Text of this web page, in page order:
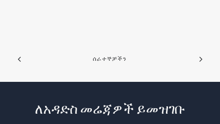
ሰራተኞቻችን
ለአዳድስ መሬጃዎች ይመዝገቡ